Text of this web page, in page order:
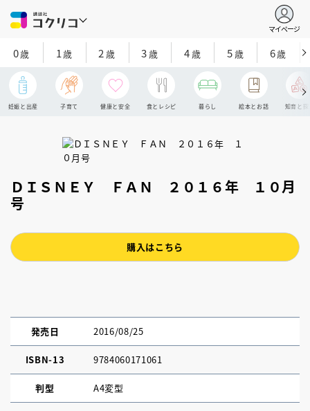
マイページ
0歳 1歳 2 歳 3歳 4歳 5歳 6歳
妊娠と出産 子育て 健康と安全 食とレシピ 暮らし 絵本とお話 知育と探
ＤＩＳＮＥＹ ＦＡＮ ２０１６年 １０月
号
購入はこちら
発売日 2016/08/25
ISBN-13 9784060171061
判型 A4変型